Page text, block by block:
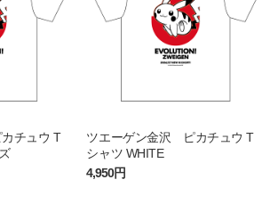
チュウ T
ツエーゲン金沢 ピカチュウ T
シャツ WHITE
4,950円